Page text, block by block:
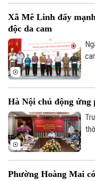
Chuyên mục
Thời sự
Hà Nội
Chính trị
Hà Nội
Thế giới
Xã Mê Linh đẩy
độc da cam
Hà Nội chủ động ứng
Phường Hoàng Mai